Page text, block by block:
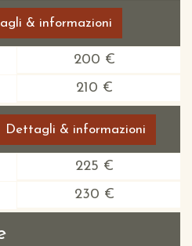
& informazioni
200 €
210 €
Dettagli & informazioni
225 €
230 €